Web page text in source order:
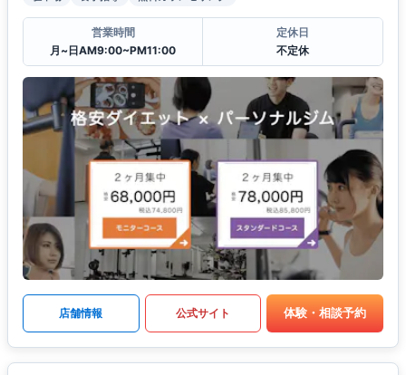
営業時間
月~日AM9:00~PM11:00
定休日
不定休
店舗情報 公式サイト 体験・相談予約